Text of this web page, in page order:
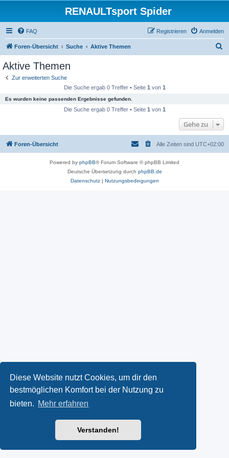
Diese Website nutzt Cookies, um dir den
bestmöglichen Komfort bei der Nutzung zu
bieten. Mehr erfahren
Verstanden!
RENAULTsport Spider
FAQ Anmelden
Registrieren
Foren-Übersicht Suche Aktive Themen
Aktive Themen
Zur erweiterten Suche
Die Suche ergab 0 Treffer • Seite 1 von 1
Es wurden keine passenden Ergebnisse gefunden.
Die Suche ergab 0 Treffer • Seite 1 von 1
Gehe zu
Foren-Übersicht Alle Zeiten sind UTC+02:00
Powered by phpBB® Forum Software © phpBB Limited
Deutsche Übersetzung durch phpBB.de
Datenschutz| Nutzungsbedingungen